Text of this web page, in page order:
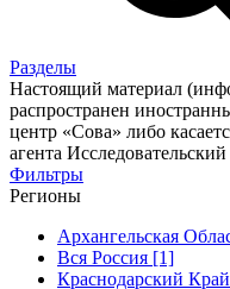
Разделы
Настоящий материал
распространен
центр «Сова» либо
агента
Фильтры
Регионы
Архангельская
Вся Россия [1]
Краснодарский